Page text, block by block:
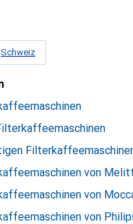
Schweiz
von
von
von